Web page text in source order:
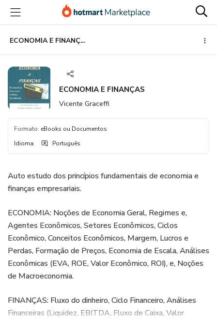
para
conteúdo
principal
para
pagamento
para
rodapé
ECONOMIA E FINANÇAS
ECONOMIA E FINANÇAS
Vicente Graceffi
Formato: eBooks ou Documentos
Idioma: Português
Auto estudo dos princípios fundamentais de economia e
finanças empresariais.
ECONOMIA: Noções de Economia Geral, Regimes e,
Agentes Econômicos, Setores Econômicos, Ciclos
Econômico, Conceitos Econômicos, Margem, Lucros e
Perdas, Formação de Preços, Economia de Escala, Análises
Econômicas (EVA, ROE, Valor Econômico, ROI), e, Noções
de Macroeconomia.
FINANÇAS: Fluxo do dinheiro, Ciclo Financeiro, Análises
Financeiras (Liquidez, EBITDA, Fluxo de Caixa, Valor